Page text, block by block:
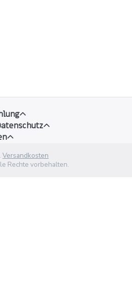
Versandkosten
Rechte vorbehalten.